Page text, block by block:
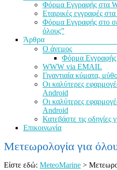
Φόρμα Εγγραφής στα
Εταιρικές εγγραφές
Φόρμα Εγγραφής στο
όλους”
Άρθρα
Ο άνεμος
Φόρμα Εγγραφής
WWW via EMAIL
Γιγαντιαία κύματα,
Οι καλύτερες
Android
Οι καλύτερες
Android
Κατεβάστε τις οδηγίες
Επικοινωνία
Μετεωρολογία για
Είστε εδώ: MeteoMarine >